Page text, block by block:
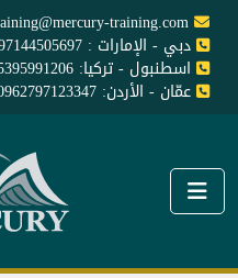
training.com
دبي - الإمارات : 0097144505697
اسطنبول - تركيا: 00905395991206
عمّان - الأردن: 00962797123347